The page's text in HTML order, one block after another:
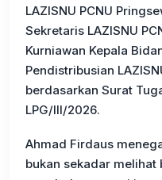
LAZISNU PCNU
Sekretaris LAZISNU
Kurniawan Kepala
Pendistribusian
berdasarkan Surat
LPG/III/2026.
Ahmad Firdaus
bukan sekadar melihat